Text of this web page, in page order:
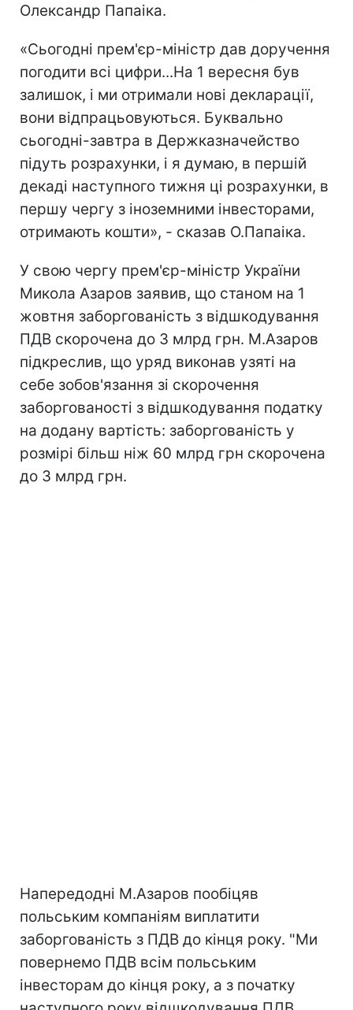
Олександр Папаіка.
«Сьогодні прем'єр-міністр дав доручення
погодити всі цифри...На 1 вересня був
залишок, і ми отримали нові декларації,
вони відпрацьовуються. Буквально
сьогодні-завтра в Держказначейство
підуть розрахунки, і я думаю, в першій
декаді наступного тижня ці розрахунки, в
першу чергу з іноземними інвесторами,
отримають кошти», - сказав О.Папаіка.
У свою чергу прем'єр-міністр України
Микола Азаров заявив, що станом на 1
жовтня заборгованість з відшкодування
ПДВ скорочена до 3 млрд грн. М.Азаров
підкреслив, що уряд виконав узяті на
себе зобов'язання зі скорочення
заборгованості з відшкодування податку
на додану вартість: заборгованість у
розмірі більш ніж 60 млрд грн скорочена
до 3 млрд грн.
Напередодні М.Азаров пообіцяв
польським компаніям виплатити
заборгованість з ПДВ до кінця року. "Ми
повернемо ПДВ всім польським
інвесторам до кінця року, а з початку